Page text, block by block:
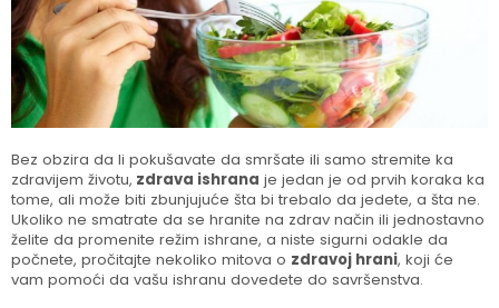
Bez obzira da li pokušavate da smršate ili samo stremite ka
zdravijem životu, zdrava ishrana je jedan je od prvih koraka ka
tome, ali može biti zbunjujuće šta bi trebalo da jedete, a šta ne.
Ukoliko ne smatrate da se hranite na zdrav način ili jednostavno
želite da promenite režim ishrane, a niste sigurni odakle da
počnete, pročitajte nekoliko mitova o zdravoj hrani, koji će
vam pomoći da vašu ishranu dovedete do savršenstva.